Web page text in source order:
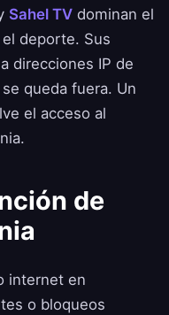
Sahel TV dominan el
deporte. Sus
direcciones IP de
queda fuera. Un
el acceso al
de
internet en
o bloqueos